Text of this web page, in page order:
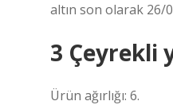
altın son olarak 26/
3 Çeyrekli
Ürün ağırlığı: 6.